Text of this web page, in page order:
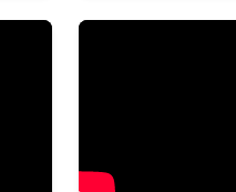
: j'ai créé la
‘We weren’t